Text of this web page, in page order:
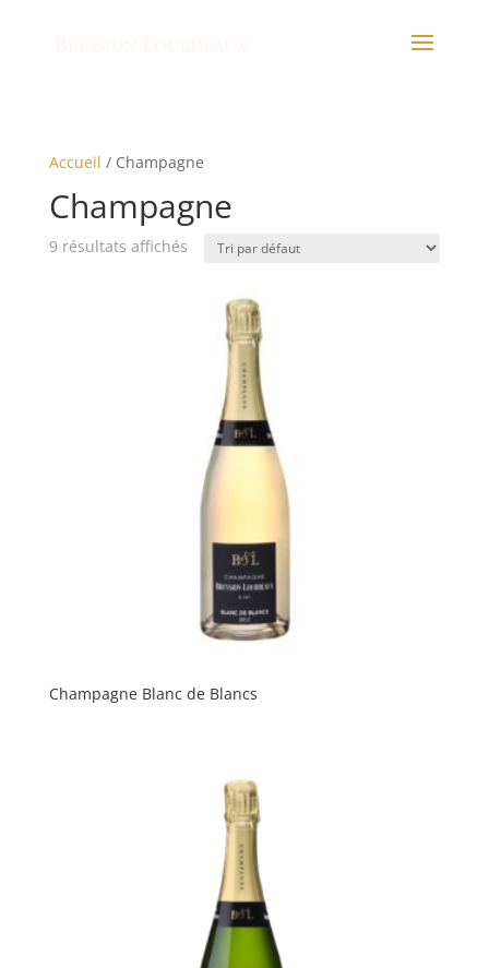
Accueil / Champagne
Champagne
9 résultats affichés
Champagne Blanc de Blancs